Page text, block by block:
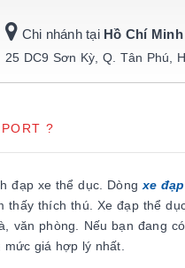
Chi nhánh tại Hồ Chí Minh
25 DC9 Sơn Kỳ, Q. Tân Phú,
?
đạp xe thể dục. Dòng xe
thích thú. Xe đạp thể
văn phòng. Nếu bạn đang
giá hợp lý nhất.